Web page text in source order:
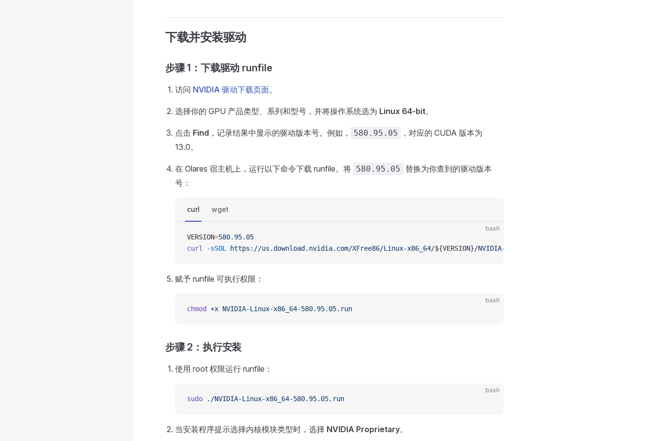
下载并安装驱动
步骤 1：下载驱动 runfile
访问 NVIDIA 驱动下载页面。
选择你的 GPU 产品类型、系列和型号，并将操作系统选为 Linux 64-bit。
点击 Find ，记录结果中显示的驱动版本号。例如， 580.95.05
，对应的 CUDA 版本为
13.0。
在 Olares 宿主机上，运行以下命令下载 runfile。将 580.95.05
替换为你查到的驱动版本
号：
curl wget
bash
VERSION=580.95.05
curl
-sSOL https://us.download.nvidia.com/XFree86/Linux-x86_64/${VERSION}/NVIDIA-Linux-x86_64-
赋予 runfile 可执行权限：
bash
chmod +x NVIDIA-Linux-x86_64-580.95.05.run
步骤 2：执行安装
使用 root 权限运行 runfile：
bash
sudo ./NVIDIA-Linux-x86_64-580.95.05.run
当安装程序提示选择内核模块类型时，选择 NVIDIA Proprietary。